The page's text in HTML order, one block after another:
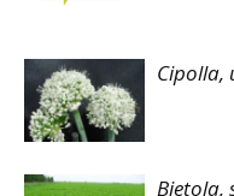
Cipolla,
Bietola,